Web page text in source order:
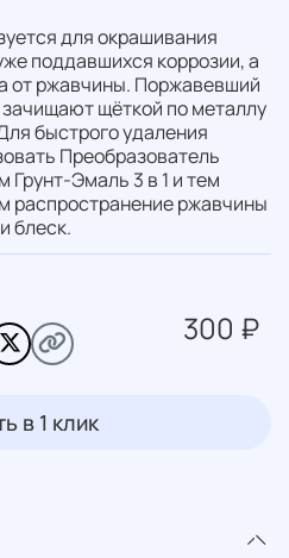
300 ₽
в 1 клик
для окрашивания
поддавшихся коррозии, а
от ржавчины. Поржавевший
щёткой по металлу
быстрого удаления
Преобразователь
Эмаль 3 в 1 и тем
распространение ржавчины
блеск.